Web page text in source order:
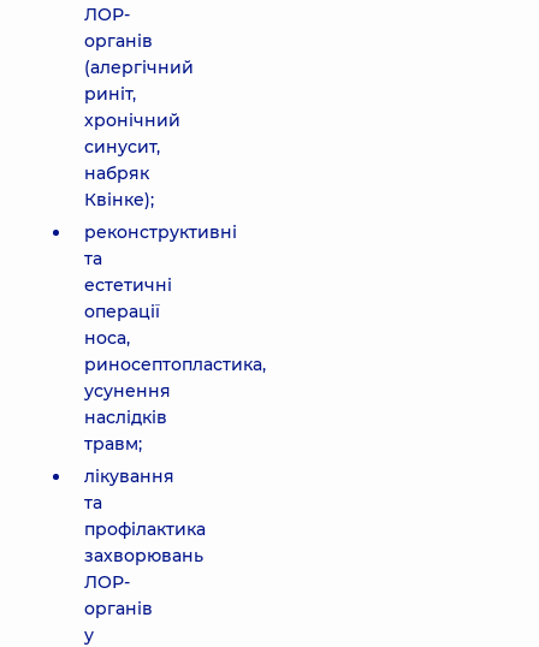
ЛОР-
органів
(алергічний
риніт,
хронічний
синусит,
набряк
Квінке);
реконструктивні
та
естетичні
операції
носа,
риносептопластика,
усунення
наслідків
травм;
лікування
та
профілактика
захворювань
ЛОР-
органів
у